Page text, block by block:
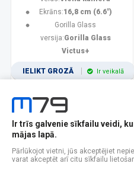
Ekrāns:16,8 cm (6.6")
Gorilla Glass
versija:Gorilla Glass
Victus+
IELIKT GROZĀ Ir veikalā
1 2 3 4
Popularitātes Rādīt 12
Ir trīs galvenie sīkfailu veidi,
mājas lapā.
Pārlūkojot vietni, jūs akceptējiet
varat akceptēt arī citu sīkfailu